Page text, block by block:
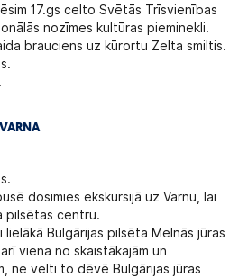
17.gs celto Svētās Trīsvienības
nozīmes kultūras pieminekli.
brauciens uz kūrortu Zelta smiltis.
dosimiesekskursijā uz Varnu , lai
pilsētas centru.
lielākā Bulgārijas pilsēta Melnās jūras
viena no skaistākajām un
ne velti to dēvē Bulgārijas jūras